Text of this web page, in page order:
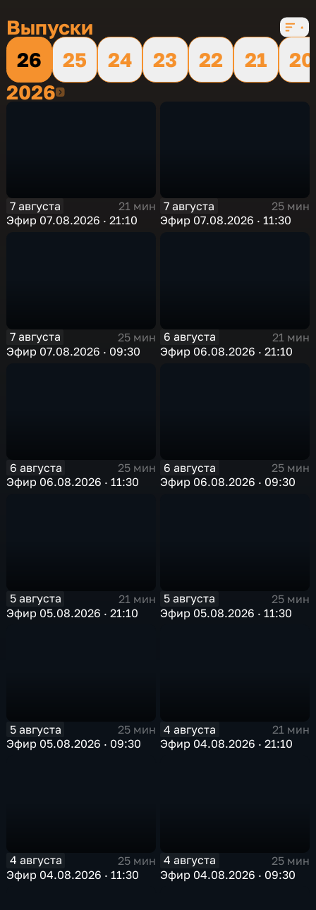
Выпуски
26
25 24 23 22 21
20
20262026
7 августа
21 мин
Эфир 07.08.2026 · 21:10
7 августа
25 мин
Эфир 07.08.2026 · 11:30
7 августа
25 мин
Эфир 07.08.2026 · 09:30
6 августа
21 мин
Эфир 06.08.2026 · 21:10
6 августа
25 мин
Эфир 06.08.2026 · 11:30
6 августа
25 мин
Эфир 06.08.2026 · 09:30
5 августа
21 мин
Эфир 05.08.2026 · 21:10
5 августа
25 мин
Эфир 05.08.2026 · 11:30
5 августа
25 мин
Эфир 05.08.2026 · 09:30
4 августа
21 мин
Эфир 04.08.2026 · 21:10
4 августа
25 мин
Эфир 04.08.2026 · 11:30
4 августа
25 мин
Эфир 04.08.2026 · 09:30